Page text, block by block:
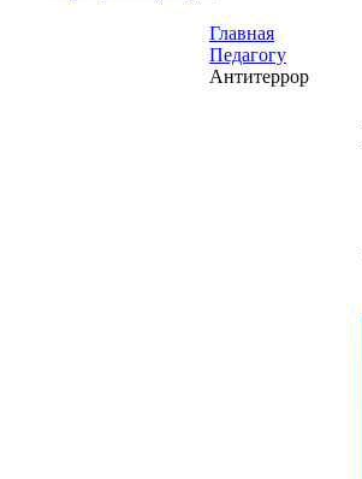
Главная
Педагогу
Антитеррор